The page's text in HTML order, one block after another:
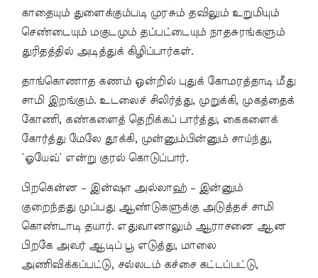
காதையும் துளைக்கும்படி முரசும் தவிலும் உறுமியும்
செண்டையும் மகுடமும் தப்பட்டையும் நாதசுரங்களும்
துரிதத்தில் அடித்துக் கிழிப்பார்கள்.
தாங்கொணாத கணம் ஒன்றில் புதுக் கோமரத்தாடி மீது
சாமி இறங்கும். உடலைச் சிலிர்த்து, முறுக்கி, முகத்தைக்
கோணி, கண்களைத் தெறிக்கப் பார்த்து, கைகளைக்
கோர்த்து மேலே தூக்கி, முன்னும்பின்னும் சாய்ந்து,
‘ஓயேவ்’ என்று குரல் கொடுப்பார்.
பிறகென்ன – இன்ஷா அல்லாஹ் – இன்னும்
குறைந்தது முப்பது ஆண்டுகளுக்கு அடுத்தச் சாமி
கொண்டாடி தயார். எதுவானாலும் ஆராசனை ஆன
பிறகே அவர் ஆடிப் பூ எடுத்து, மாலை
அணிவிக்கப்பட்டு, சல்லடம் கச்சை கட்டப்பட்டு,